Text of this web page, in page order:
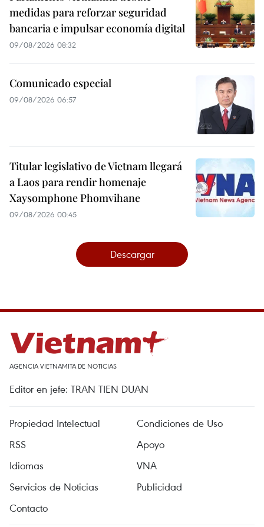
medidas para reforzar seguridad
bancaria e impulsar economía digital
09/08/2026 08:32
Comunicado especial
09/08/2026 06:57
Titular legislativo de Vietnam llegará
a Laos para rendir homenaje
Xaysomphone Phomvihane
09/08/2026 00:45
Descargar
AGENCIA VIETNAMITA DE NOTICIAS
Editor en jefe: TRAN TIEN DUAN
Propiedad Intelectual
Condiciones de Uso
RSS
Apoyo
Idiomas
VNA
Servicios de Noticias
Publicidad
Contacto